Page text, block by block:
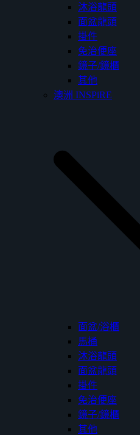
沐浴龍頭
面盆龍頭
掛件
免治便座
鏡子/鏡櫃
其他
澳洲 INSPiRE
面盆/浴櫃
馬桶
沐浴龍頭
面盆龍頭
掛件
免治便座
鏡子/鏡櫃
其他